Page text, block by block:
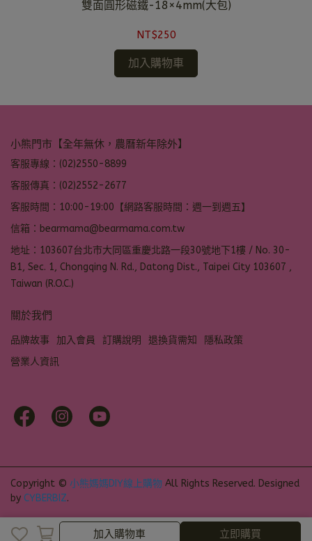
加入購物車 立即購買
雙面圓形磁鐵-18×4mm(大包)
NT$250
加入購物車
小熊門市【全年無休，農曆新年除外】
客服專線：(02)2550-8899
客服傳真：(02)2552-2677
客服時間：10:00-19:00【網路客服時間：週一到週五】
信箱：bearmama@bearmama.com.tw
地址：103607台北市大同區重慶北路一段30號地下1樓 / No. 30-
B1, Sec. 1, Chongqing N. Rd., Datong Dist., Taipei City 103607 ,
Taiwan (R.O.C.)
關於我們
品牌故事 加入會員 訂購說明 退換貨需知
隱私政策
營業人資訊
Copyright © 小熊媽媽DIY線上購物 All Rights Reserved. Designed
by CYBERBIZ.